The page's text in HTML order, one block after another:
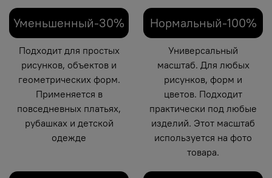
Уменьшенный-30%
Подходит для простых
рисунков, объектов и
геометрических форм.
Применяется в
повседневных платьях,
рубашках и детской
одежде
Нормальный-100%
Универсальный
масштаб. Для любых
рисунков, форм и
цветов. Подходит
практически под любые
изделий. Этот масштаб
используется на фото
товара.